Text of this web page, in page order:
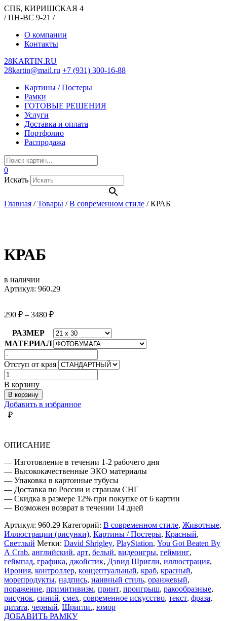
СПБ, КИРИШСКАЯ 4
/ ПН-ВС 9-21 /
О компании
Контакты
28KARTIN.RU
28kartin@mail.ru +7 (931) 300-16-88
Картины / Постеры
Рамки
ГОТОВЫЕ РЕШЕНИЯ
Услуги
Доставка и оплата
Портфолио
Распродажа
0
Искать
Главная /Товары /В современном стиле /КРАБ
КРАБ
в наличии
Артикул: 960.29
290 ₽ – 3480 ₽
РАЗМЕР
МАТЕРИАЛ
Отступ от края
Количество
товара
КРАБ
В корзину
В корзину
Добавить в избранное
₽
ОПИСАНИЕ
— Изготовление в течении 1-2 рабочего дня
— Высококачественные ЭКО материалы
— Упаковка в картонные тубусы
— Доставка по России и странам СНГ
— Скидка в размере 12% при покупке от 6 картин
— Возможен возврат в течении 14 дней
Артикул: 960.29 Категорий: В современном стиле, Животные,
Иллюстрации (рисунки), Картины / Постеры, Красный,
Светлый Метки: David Shrigley, PlayStation, You Got Beaten By
A Crab, английский, арт, белый, видеоигры, гейминг,
геймпад, графика, джойстик, Дэвид Шригли, иллюстрация,
Ирония, контроллер, концептуальный, краб, красный,
морепродукты, надпись, наивный стиль, оранжевый,
поражение, примитивизм, принт, проигрыш, ракообразные,
рисунок, синий, смех, современное искусство, текст, фраза,
цитата, черный, Шригли., юмор
ДОБАВИТЬ РАМКУ